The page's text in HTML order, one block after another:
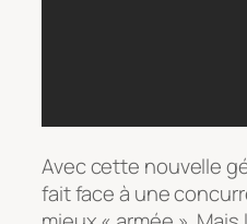
Avec cette nouvelle
fait face à une